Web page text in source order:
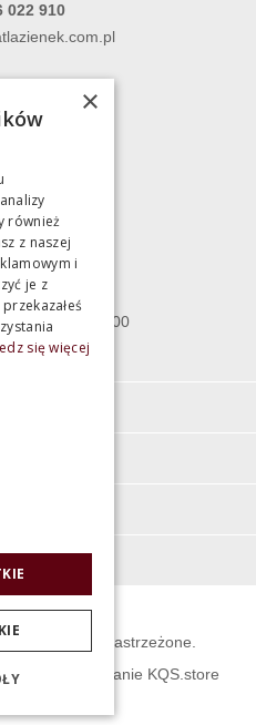
022 910
043 083
26 Hala 100
10:00 - 18:00
- 15:00
prawa zastrzeżone.
Oprogramowanie KQS.store
×
również
z naszej
i
je z
się więcej